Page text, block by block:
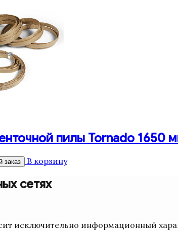
пилы Tornado 1650
заказ В корзину
сетях
исключительно информационный